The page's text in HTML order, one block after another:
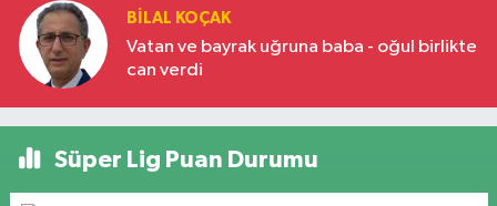
BILAL KOÇAK
Vatan ve bayrak uğruna baba - oğul birlikte
can verdi
Süper Lig Puan Durumu